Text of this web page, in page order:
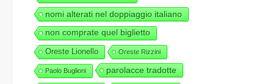
nomi alterati nel doppiaggio italiano
non comprate quel biglietto
Oreste Lionello Oreste Rizzini
Paolo Buglioni parolacce tradotte